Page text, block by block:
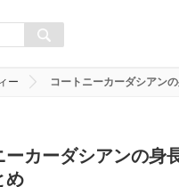
ー コートニーカーダシアン
ーカーダシアンの身
め